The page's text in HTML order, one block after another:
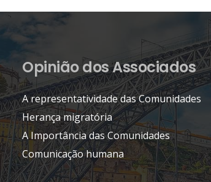
Opinião dos Associados
A representatividade das Comunidades
Herança migratória
A Importância das Comunidades
Comunicação humana